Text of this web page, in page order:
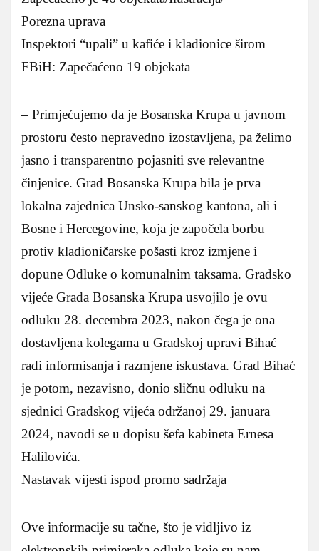
Porezna uprava
Inspektori “upali” u kafiće i kladionice širom
FBiH: Zapečaćeno 19 objekata
– Primjećujemo da je Bosanska Krupa u javnom
prostoru često nepravedno izostavljena, pa želimo
jasno i transparentno pojasniti sve relevantne
činjenice. Grad Bosanska Krupa bila je prva
lokalna zajednica Unsko-sanskog kantona, ali i
Bosne i Hercegovine, koja je započela borbu
protiv kladioničarske pošasti kroz izmjene i
dopune Odluke o komunalnim taksama. Gradsko
vijeće Grada Bosanska Krupa usvojilo je ovu
odluku 28. decembra 2023, nakon čega je ona
dostavljena kolegama u Gradskoj upravi Bihać
radi informisanja i razmjene iskustava. Grad Bihać
je potom, nezavisno, donio sličnu odluku na
sjednici Gradskog vijeća održanoj 29. januara
2024, navodi se u dopisu šefa kabineta Ernesa
Halilovića.
Nastavak vijesti ispod promo sadržaja
Ove informacije su tačne, što je vidljivo iz